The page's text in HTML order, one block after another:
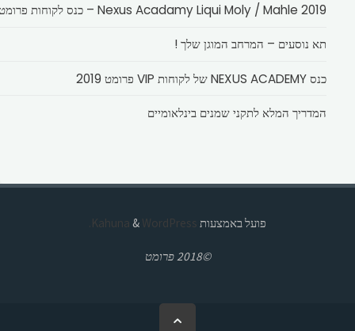
Nexus Acadamy Liqui Moly / Mahle 2019 – כנס לקוחות פרומט
תא נוסעים – המרחב המוגן שלך !
כנס NEXUS ACADEMY של לקוחות VIP פרומט 2019
המדריך המלא לתקני שמנים בינלאומיים
פועל באמצעות & WordPress.
©2018 פרומט
בחזרה